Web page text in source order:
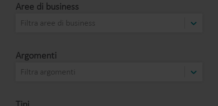
Aree di business
Filtra aree di business
Argomenti
Filtra argomenti